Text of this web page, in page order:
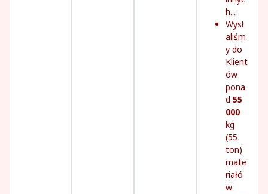
h...
Wysł
aliśm
y do
Klient
ów
pona
d 55
000
kg
(55
ton)
mate
riałó
w